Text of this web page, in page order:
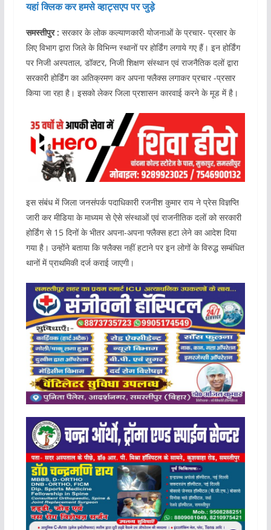
यहां क्लिक कर हमसे व्हाट्सएप पर जुड़े
समस्तीपुर : सरकार के लोक कल्याणकारी योजनाओं के प्रचार- प्रसार के
लिए विभाग द्वारा जिले के विभिन्न स्थानों पर होर्डिंग लगाये गए हैं। इन होर्डिंग
पर निजी अस्पताल, डॉक्टर, निजी शिक्षण संस्थान एवं राजनैतिक दलों द्वारा
सरकारी होर्डिंग का अतिक्रमण कर अपना फ्लैक्स लगाकर प्रचार -प्रसार
किया जा रहा है। इसको लेकर जिला प्रशासन कारवाई करने के मूड में है।
इस संबंध में जिला जनसंपर्क पदाधिकारी रजनीश कुमार राय ने प्रेस विज्ञप्ति
जारी कर मीडिया के माध्यम से ऐसे संस्थाओं एवं राजनीतिक दलों को सरकारी
होर्डिंग से 15 दिनों के भीतर अपना-अपना फ्लैक्स हटा लेने का आदेश दिया
गया है। उन्होंने बताया कि फ्लैक्स नहीं हटाने पर इन लोगों के विरुद्ध सम्बंधित
थानों में प्राथमिकी दर्ज कराई जाएगी।